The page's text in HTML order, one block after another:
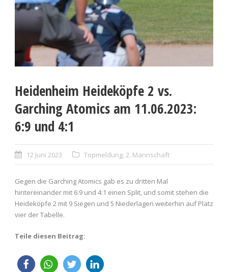
Heidenheim Heideköpfe 2 vs.
Garching Atomics am 11.06.2023:
6:9 und 4:1
12 Juni 2023 Topmeldung, 2. Mannschaft
Gegen die Garching Atomics gab es zu dritten Mal
hintereinander mit 6:9 und 4:1 einen Split, und somit stehen die
Heideköpfe 2 mit 9 Siegen und 5 Niederlagen weiterhin auf Platz
vier der Tabelle.
Teile diesen Beitrag: